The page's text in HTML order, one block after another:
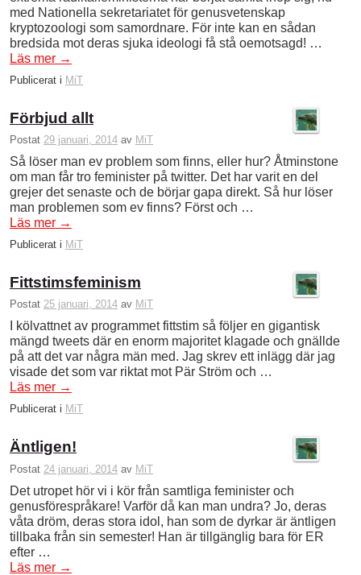
med Nationella sekretariatet för genusvetenskap
kryptozoologi som samordnare. För inte kan en sådan
bredsida mot deras sjuka ideologi få stå oemotsagd! …
Läs mer →
Publicerat i MiT
Förbjud allt
Postat 29 januari, 2014 av MiT
Så löser man ev problem som finns, eller hur? Åtminstone
om man får tro feminister på twitter. Det har varit en del
grejer det senaste och de börjar gapa direkt. Så hur löser
man problemen som ev finns? Först och …
Läs mer →
Publicerat i MiT
Fittstimsfeminism
Postat 25 januari, 2014 av MiT
I kölvattnet av programmet fittstim så följer en gigantisk
mängd tweets där en enorm majoritet klagade och gnällde
på att det var några män med. Jag skrev ett inlägg där jag
visade det som var riktat mot Pär Ström och …
Läs mer →
Publicerat i MiT
Äntligen!
Postat 24 januari, 2014 av MiT
Det utropet hör vi i kör från samtliga feminister och
genusförespråkare! Varför då kan man undra? Jo, deras
våta dröm, deras stora idol, han som de dyrkar är äntligen
tillbaka från sin semester! Han är tillgänglig bara för ER
efter …
Läs mer →